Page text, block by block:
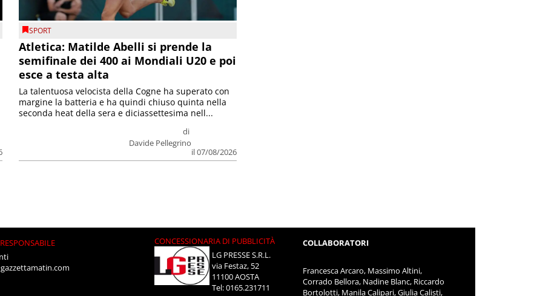
SPORT
Atletica: Matilde Abelli si prende la
semifinale dei 400 ai Mondiali U20 e poi
esce a testa alta
di
Davide Pellegrino
il 07/08/2026
La talentuosa velocista della Cogne ha superato con
margine la batteria e ha quindi chiuso quinta nella
seconda heat della sera e diciassettesima nell...
CONCESSIONARIA DI PUBBLICITÀ
LG PRESSE S.R.L.
via Festaz, 52
11100 AOSTA
Tel: 0165.231711
COLLABORATORI
Francesca Arcaro, Massimo Altini,
Corrado Bellora, Nadine Blanc, Riccardo
Bortolotti, Manila Calipari, Giulia Calisti,